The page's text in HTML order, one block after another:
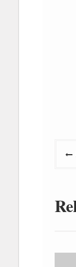
文
航